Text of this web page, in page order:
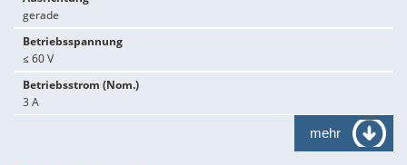
gerade
Betriebsspannung
≤ 60 V
Betriebsstrom (Nom.)
3 A
mehr